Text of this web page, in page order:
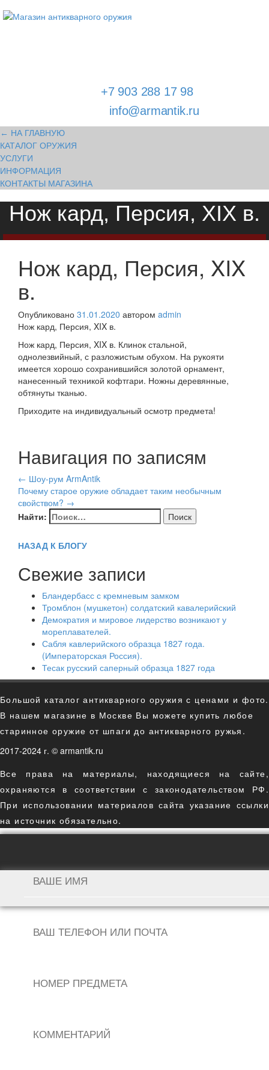
+7 903 288 17 98
info@armantik.ru
← НА ГЛАВНУЮ
КАТАЛОГ ОРУЖИЯ
УСЛУГИ
ИНФОРМАЦИЯ
КОНТАКТЫ МАГАЗИНА
Нож кард, Персия, XIX в.
Нож кард, Персия, XIX
в.
Опубликовано 31.01.2020 автором admin
Нож кард, Персия, XIX в.
Нож кард, Персия, XIX в. Клинок стальной,
однолезвийный, с разложистым обухом. На рукояти
имеется хорошо сохранившийся золотой орнамент,
нанесенный техникой кофтгари. Ножны деревянные,
обтянуты тканью.
Приходите на индивидуальный осмотр предмета!
Навигация по записям
← Шоу-рум ArmAntik
Почему старое оружие обладает таким необычным
свойством? →
Найти:
НАЗАД К БЛОГУ
Свежие записи
Бландербасс с кремневым замком
Тромблон (мушкетон) солдатский кавалерийский
Демократия и мировое лидерство возникают у
мореплавателей.
Сабля кавлерийского образца 1827 года.
(Императорская Россия).
Тесак русский саперный образца 1827 года
Большой каталог антикварного оружия с ценами и фото.
В нашем магазине в Москве Вы можете купить любое
старинное оружие от шпаги до антикварного ружья.
2017-2024 г. © armantik.ru
Все права на материалы, находящиеся на сайте,
охраняются в соответствии с законодательством РФ.
При использовании материалов сайта указание ссылки
на источник обязательно.